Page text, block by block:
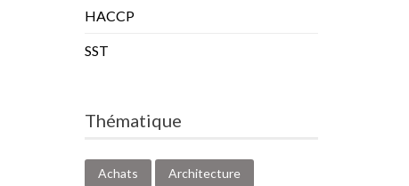
HACCP
SST
Thématique
Achats Architecture